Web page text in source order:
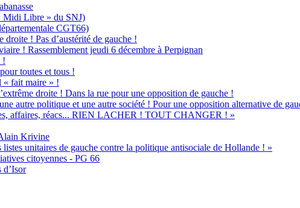
Midi Libre » du SNJ)
CGT66)
! Pas d’austérité de gauche !
! Rassemblement jeudi 6 décembre à Perpignan
!
toutes et tous !
« fait maire » !
droite ! Dans la rue pour une opposition de gauche !
autre politique et une autre société ! Pour une opposition alternative de
affaires, réacs... RIEN LACHER ! TOUT CHANGER ! »
Krivine
unitaires de gauche contre la politique antisociale de Hollande ! »
citoyennes - PG 66
d’Isor